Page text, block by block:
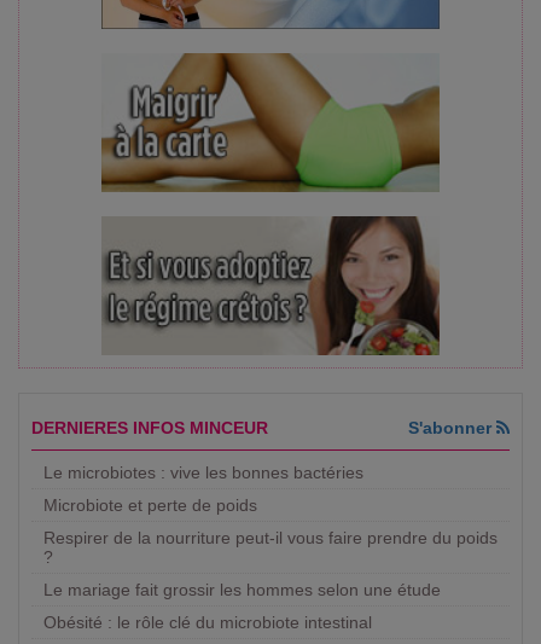
DERNIERES INFOS MINCEUR S'abonner
Le microbiotes : vive les bonnes bactéries
Microbiote et perte de poids
Respirer de la nourriture peut-il vous faire prendre du poids
?
Le mariage fait grossir les hommes selon une étude
Obésité : le rôle clé du microbiote intestinal